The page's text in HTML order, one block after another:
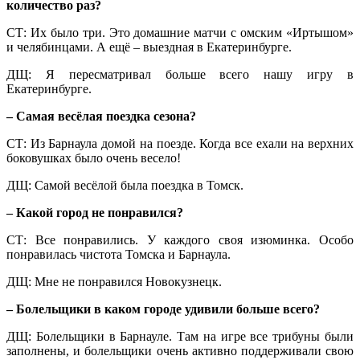
количество раз?
СТ: Их было три. Это домашние матчи с омским «Иртышом»
и челябинцами. А ещё – выездная в Екатеринбурге.
ДЩ: Я пересматривал больше всего нашу игру в
Екатеринбурге.
– Самая весёлая поездка сезона?
СТ: Из Барнаула домой на поезде. Когда все ехали на верхних
боковушках было очень весело!
ДЩ: Самой весёлой была поездка в Томск.
– Какой город не понравился?
СТ:
Все понравились. У каждого своя изюминка. Особо
понравилась чистота Томска и Барнаула.
ДЩ: Мне не понравился Новокузнецк.
– Болельщики в каком городе удивили больше всего?
ДЩ: Болельщики в Барнауле. Там на игре все трибуны были
заполнены, и болельщики очень активно поддерживали свою